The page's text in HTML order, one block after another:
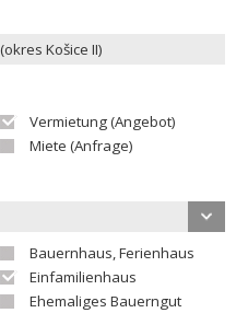
Vermietung (Angebot)
Miete (Anfrage)
Bauernhaus, Ferienhaus
Einfamilienhaus
Ehemaliges Bauerngut